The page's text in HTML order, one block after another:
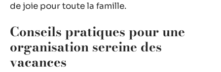
de joie pour toute la famille.
Conseils pratiques pour une
organisation sereine des
vacances